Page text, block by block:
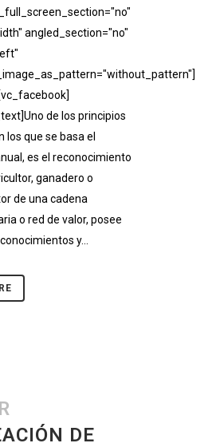
angled_section="no"
de los principios
los que se basa el
es el reconocimiento
ganadero o
de una cadena
o red de valor, posee
y...
DE